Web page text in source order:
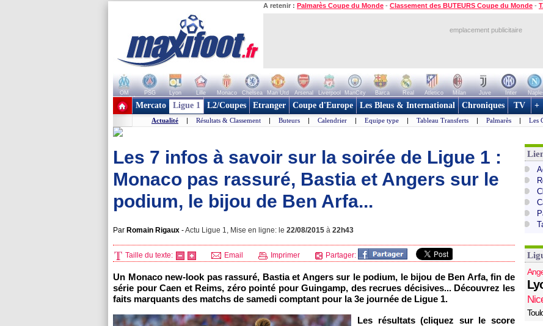
A retenir : Palmarès Coupe du Monde - Classement des BUTEURS Coupe du Monde -
emplacement publicitaire
OM PSG Lyon Lille Monaco Chelsea Man Utd Arsenal Liverpool ManCity Barca Real Atletico Milan Juve Inter
+ de clubs
Mercato Ligue 1 L2/Coupes Etranger Coupe d'Europe Les Bleus & International Chroniques TV +
Actualité | Résultats & Classement | Buteurs | Calendrier | Equipe type | Tableau Transferts | Palmarès | Les
Les 7 infos à savoir sur la soirée de Ligue 1 :
Monaco pas rassuré, Bastia et Angers sur le
podium, le bijou de Ben Arfa...
Par Romain Rigaux -Actu Ligue 1, Mise en ligne: le 22/08/2015 à 22h43
Taille du texte: Email Imprimer Partager:
Un Monaco new-look pas rassuré, Bastia et Angers sur le podium, le bijou de Ben Arfa, fin de
série pour Caen et Reims, zéro pointé pour Guingamp, des recrues décisives... Découvrez les
faits marquants des matchs de samedi comptant pour la 3e journée de Ligue 1.
Les résultats (cliquez sur le score